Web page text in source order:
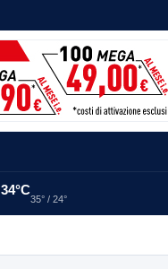
34°C
35° / 24°